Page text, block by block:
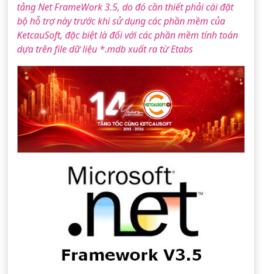
tảng Net FrameWork 3.5, do đó cần thiết phải cài đặt
bộ hỗ trợ này trước khi sử dụng các phần mềm của
KetcauSoft, đặc biệt là đối với các phần mềm tính toán
dựa trên file dữ liệu *.mdb xuất ra từ Etabs